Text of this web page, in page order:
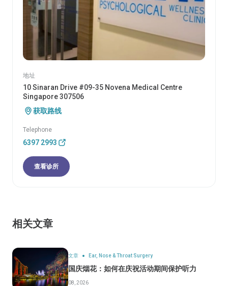
地址
10 Sinaran Drive #09-35 Novena Medical Centre
Singapore 307506
获取路线
Telephone
6397 2993
查看诊所
相关文章
文章 Ear, Nose & Throat Surgery
国庆烟花：如何在庆祝活动期间保护听力
08, 2026